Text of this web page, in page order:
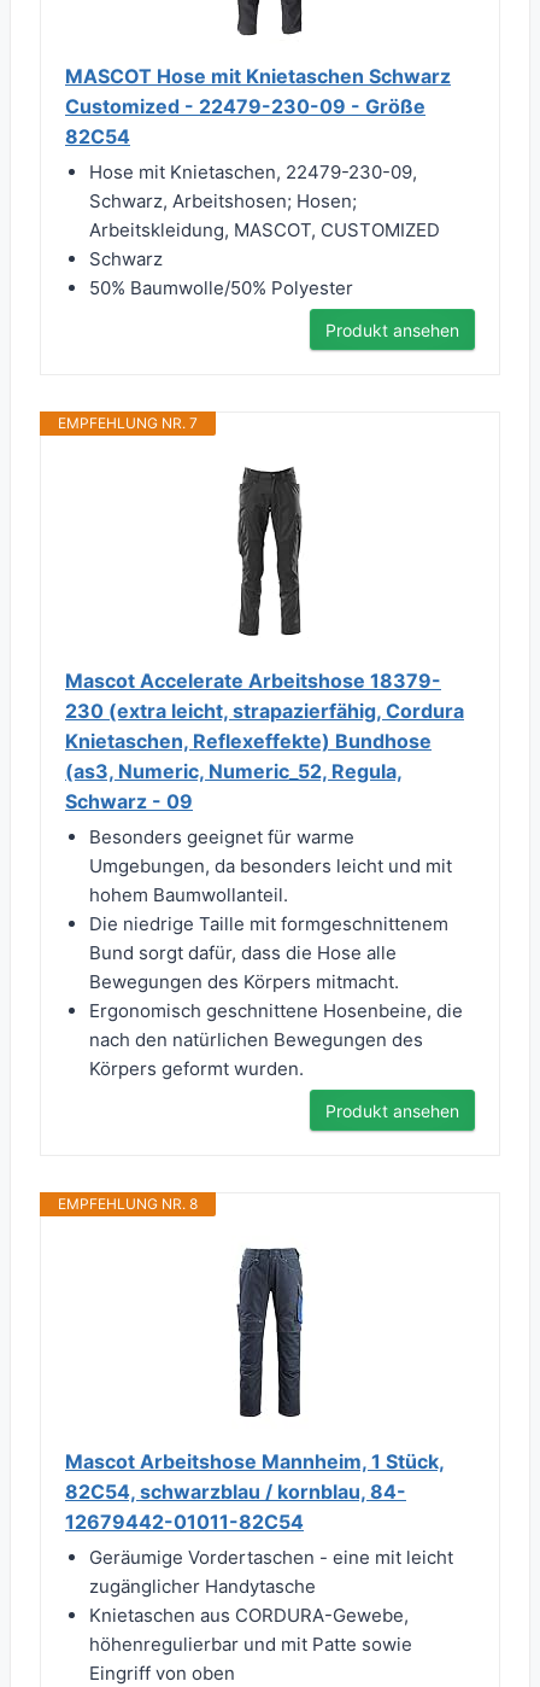
MASCOT Hose mit Knietaschen Schwarz
Customized - 22479-230-09 - Größe
82C54
Hose mit Knietaschen, 22479-230-09,
Schwarz, Arbeitshosen; Hosen;
Arbeitskleidung, MASCOT, CUSTOMIZED
Schwarz
50% Baumwolle/50% Polyester
Produkt ansehen
EMPFEHLUNG NR. 7
Mascot Accelerate Arbeitshose 18379-
230 (extra leicht, strapazierfähig, Cordura
Knietaschen, Reflexeffekte) Bundhose
(as3, Numeric, Numeric_52, Regula,
Schwarz - 09
Besonders geeignet für warme
Umgebungen, da besonders leicht und mit
hohem Baumwollanteil.
Die niedrige Taille mit formgeschnittenem
Bund sorgt dafür, dass die Hose alle
Bewegungen des Körpers mitmacht.
Ergonomisch geschnittene Hosenbeine, die
nach den natürlichen Bewegungen des
Körpers geformt wurden.
Produkt ansehen
EMPFEHLUNG NR. 8
Mascot Arbeitshose Mannheim, 1 Stück,
82C54, schwarzblau / kornblau, 84-
12679442-01011-82C54
Geräumige Vordertaschen - eine mit leicht
zugänglicher Handytasche
Knietaschen aus CORDURA-Gewebe,
höhenregulierbar und mit Patte sowie
Eingriff von oben